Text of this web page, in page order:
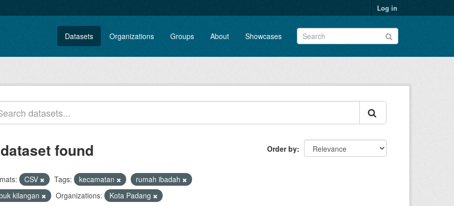
Log in
Datasets Organizations Groups About Showcases
Order by
found
CSV Tags: kecamatan
rumah ibadah
kilangan
Organizations: Kota Padang